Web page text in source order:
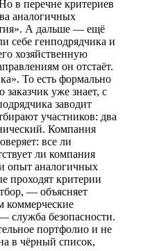
в перечне критериев
аналогичных
А дальше — ещё
себе генподрядчика и
хозяйственную
он отстаёт.
То есть формально
уже знает, с
заводит
участников: два
Компания
все ли
ли компания
опыт аналогичных
проходят критерии
— объясняет
коммерческие
служба безопасности.
портфолио и не
в чёрный список,